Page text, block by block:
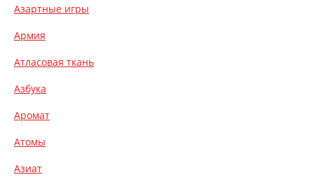
Азартные игры
Армия
Атласовая ткань
Азбука
Аромат
Атомы
Азиат